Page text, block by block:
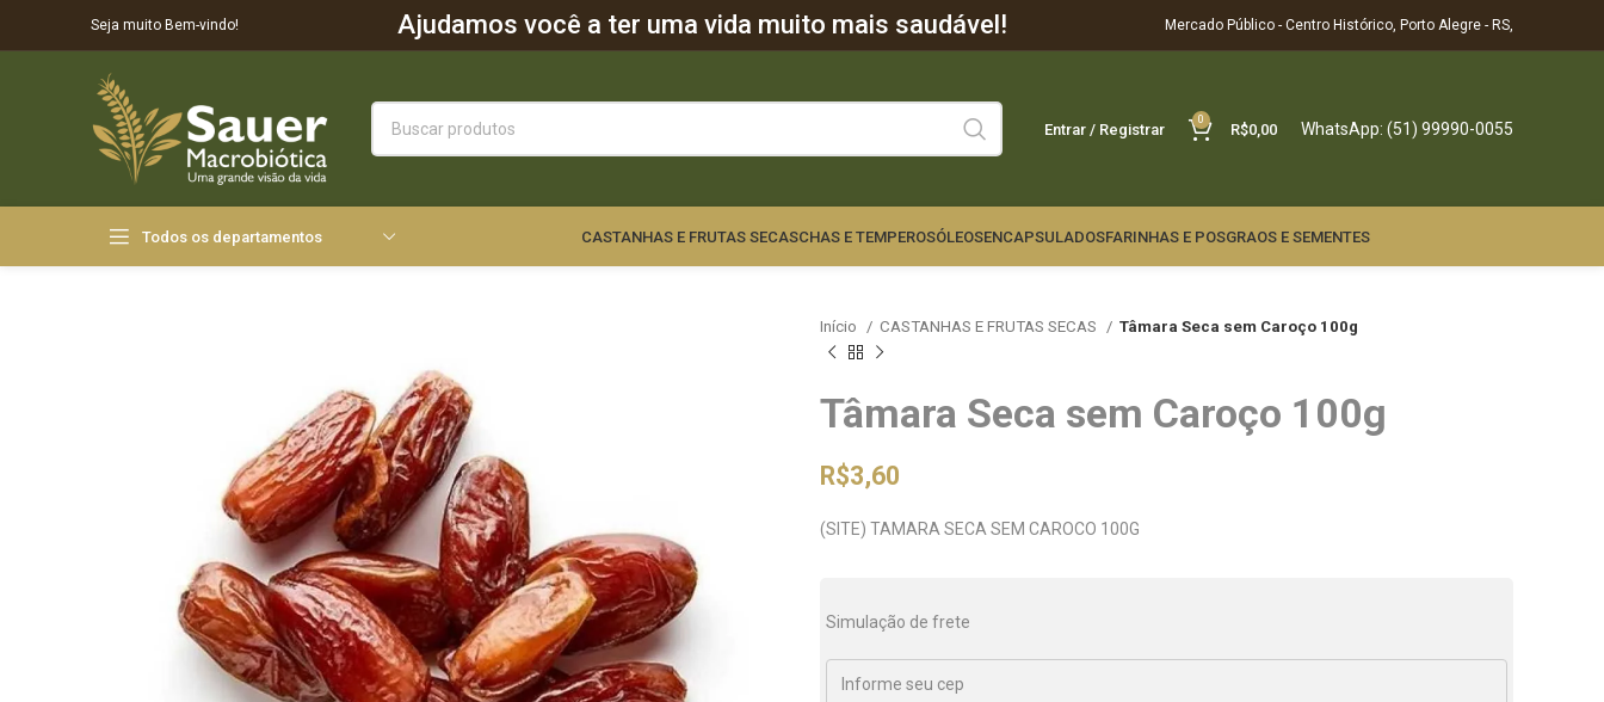
Seja muito Bem-vindo! Ajudamos você a ter uma vida muito mais saudável! Mercado Público - Centro Histórico, Porto Alegre - RS,
Entrar / Registrar
0
R$0,00 WhatsApp: (51) 99990-0055
Todos os departamentos CASTANHAS E FRUTAS SECASCHAS E TEMPEROSÓLEOSENCAPSULADOSFARINHAS E POSGRAOS E SEMENTES
Início CASTANHAS E FRUTAS SECAS Tâmara Seca sem Caroço 100g
Tâmara Seca sem Caroço 100g
R$3,60
(SITE) TAMARA SECA SEM CAROCO 100G
Simulação de frete